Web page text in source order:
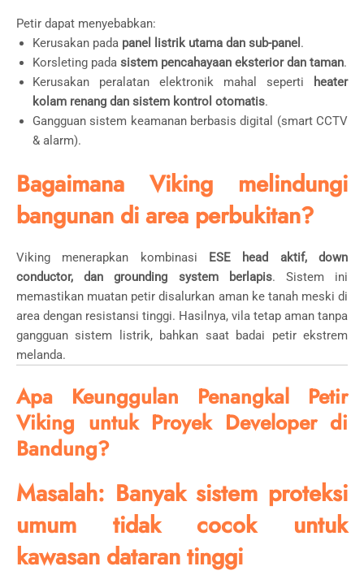
Petir dapat menyebabkan:
Kerusakan pada panel listrik utama dan sub-panel .
Korsleting pada sistem pencahayaan eksterior dan taman.
Kerusakan peralatan elektronik mahal seperti
heater
kolam renang dan sistem kontrol otomatis.
Gangguan sistem keamanan berbasis digital (smart CCTV
& alarm).
Bagaimana Viking melindungi
bangunan di area perbukitan?
Viking menerapkan kombinasi ESE head aktif, down
conductor, dan grounding system berlapis. Sistem ini
memastikan muatan petir disalurkan aman ke tanah meski di
area dengan resistansi tinggi. Hasilnya, vila tetap aman tanpa
gangguan sistem listrik, bahkan saat badai petir ekstrem
melanda.
Apa Keunggulan Penangkal Petir
Viking untuk Proyek Developer di
Bandung?
Masalah: Banyak sistem proteksi
umum tidak cocok untuk
kawasan dataran tinggi